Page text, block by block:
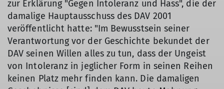
zur Erklärung "Gegen Intoleranz und Hass", die der
damalige Hauptausschuss des DAV 2001
veröffentlicht hatte: "Im Bewusstsein seiner
Verantwortung vor der Geschichte bekundet der
DAV seinen Willen alles zu tun, dass der Ungeist
von Intoleranz in jeglicher Form in seinen Reihen
keinen Platz mehr finden kann. Die damaligen